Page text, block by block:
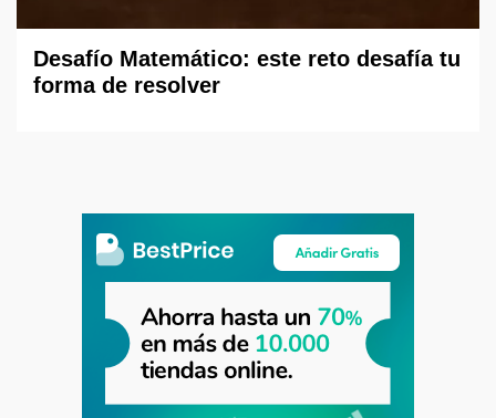
Desafío Matemático: este reto desafía tu
forma de resolver